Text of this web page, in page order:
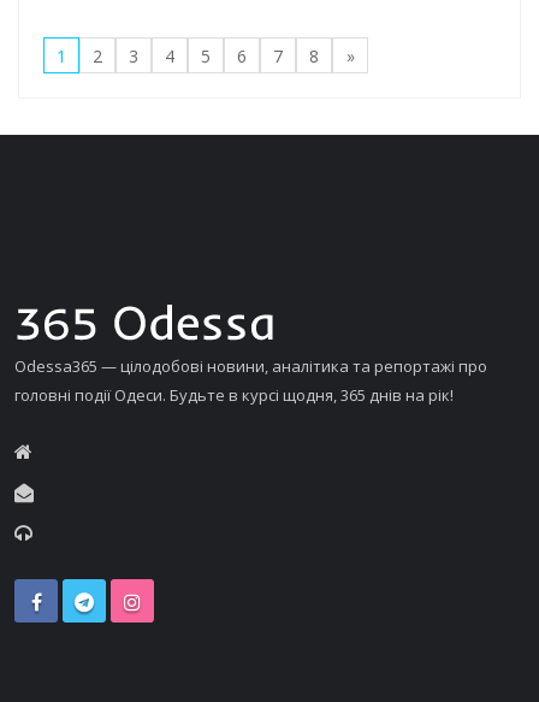
1 2 3 4 5 6 7 8 »
Odessa365 — цілодобові новини, аналітика та репортажі про
головні події Одеси. Будьте в курсі щодня, 365 днів на рік!